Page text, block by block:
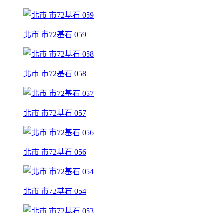
北市 市72基石 059
北市 市72基石 058
北市 市72基石 057
北市 市72基石 056
北市 市72基石 054